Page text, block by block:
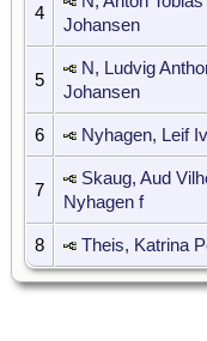
4
Johansen
5
N, Ludvig
Johansen
6 Nyhagen, Leif
7
Skaug, Aud
Nyhagen f
8 Theis, Katrina